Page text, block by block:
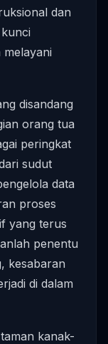
dan
disandang
orang tua
peringkat
sudut
data
proses
yang terus
penentu
kesabaran
di dalam
kanak-